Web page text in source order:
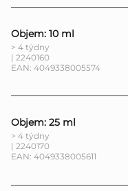
Objem: 10 ml
> 4 týdny
| 2240160
EAN: 4049338005574
Objem: 25 ml
> 4 týdny
| 2240170
EAN: 4049338005611